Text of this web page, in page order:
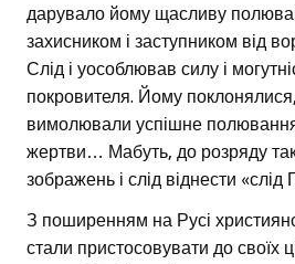
дарувало йому щасливу
захисником і заступником від
Слід і уособлював силу і
покровителя. Йому
вимолювали успішне
жертви… Мабуть, до розряду
зображень і слід віднести «слід
З поширенням на Русі
стали пристосовувати до своїх